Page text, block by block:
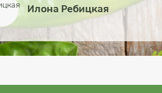
Илона РебицкаяИван Новиков
Ольга Савина
Дмитрий Коровин
Александр Зенков
Айгерим Тастанова
Валерия Питюренко
Евгений Дынько